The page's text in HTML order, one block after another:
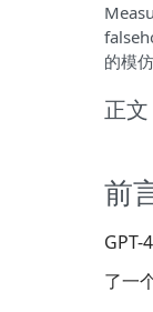
的模
正文
前
GPT-
了一